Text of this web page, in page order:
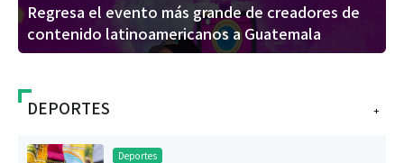
Regresa el evento más grande de creadores de
contenido latinoamericanos a Guatemala
+
DEPORTES
Deportes